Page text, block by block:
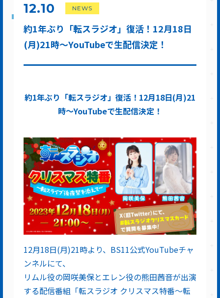
約1年ぶり「転スラジオ」復活！12月18日
(月)21時～YouTubeで生配信決定！
NEWS
12.10
約1年ぶり「転スラジオ」復活！12月18日(月)21
時～YouTubeで生配信決定！
12月18日(月)21時より、BS11公式YouTubeチャ
ンネルにて、
リムル役の岡咲美保とエレン役の熊田茜音が出演
する配信番組「転スラジオ クリスマス特番～転